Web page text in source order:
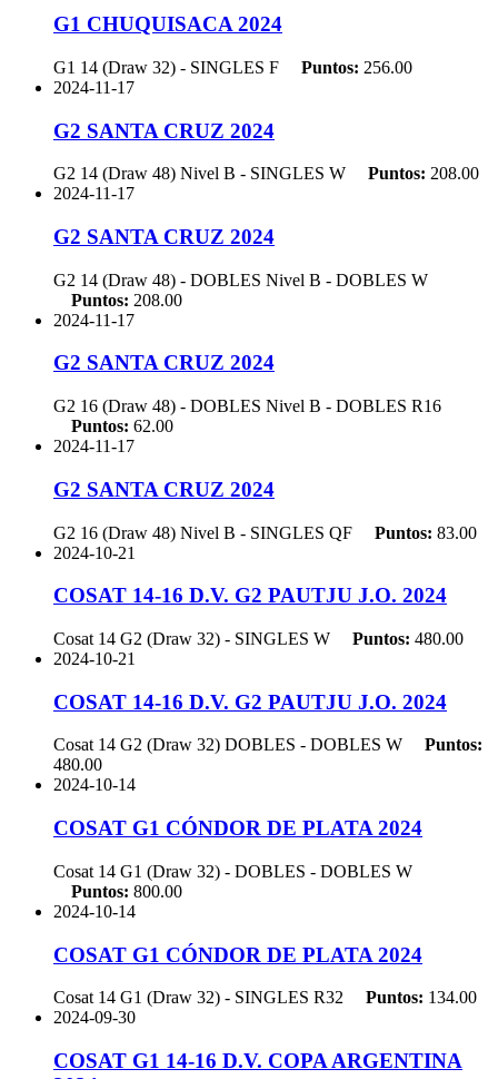
G1 CHUQUISACA 2024
G1 14 (Draw 32) - SINGLES F Puntos: 256.00
2024-11-17
G2 SANTA CRUZ 2024
G2 14 (Draw 48) Nivel B - SINGLES W Puntos: 208.00
2024-11-17
G2 SANTA CRUZ 2024
G2 14 (Draw 48) - DOBLES Nivel B - DOBLES W
Puntos: 208.00
2024-11-17
G2 SANTA CRUZ 2024
G2 16 (Draw 48) - DOBLES Nivel B - DOBLES R16
Puntos: 62.00
2024-11-17
G2 SANTA CRUZ 2024
G2 16 (Draw 48) Nivel B - SINGLES QF Puntos: 83.00
2024-10-21
COSAT 14-16 D.V. G2 PAUTJU J.O. 2024
Cosat 14 G2 (Draw 32) - SINGLES W Puntos: 480.00
2024-10-21
COSAT 14-16 D.V. G2 PAUTJU J.O. 2024
Cosat 14 G2 (Draw 32) DOBLES - DOBLES W
Puntos:
480.00
2024-10-14
COSAT G1 CÓNDOR DE PLATA 2024
Cosat 14 G1 (Draw 32) - DOBLES - DOBLES W
Puntos: 800.00
2024-10-14
COSAT G1 CÓNDOR DE PLATA 2024
Cosat 14 G1 (Draw 32) - SINGLES R32 Puntos: 134.00
2024-09-30
COSAT G1 14-16 D.V. COPA ARGENTINA